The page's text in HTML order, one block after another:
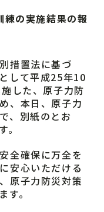
練の実施結果の報
措置法に基づ
して平成25年10
した、原子力防
、本日、原子力
、別紙のとお
全確保に万全を
安心いただける
原子力防災対策
す。